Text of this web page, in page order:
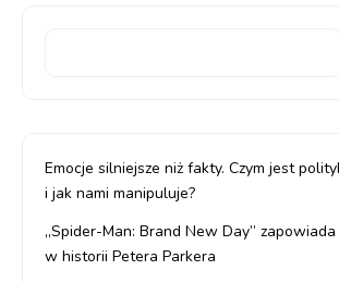
Emocje silniejsze niż fakty. Czym jest
i jak nami manipuluje?
„Spider-Man: Brand New Day” zapowiada
w historii Petera Parkera